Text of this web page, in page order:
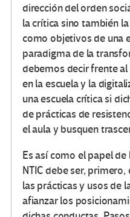
dirección del orden
la crítica sino también
como objetivos de una
paradigma de la
debemos decir frente al
en la escuela y la
una escuela crítica si
de prácticas de
el aula y busquen
Es así como el papel
NTIC debe ser,
las prácticas y usos de
afianzar los